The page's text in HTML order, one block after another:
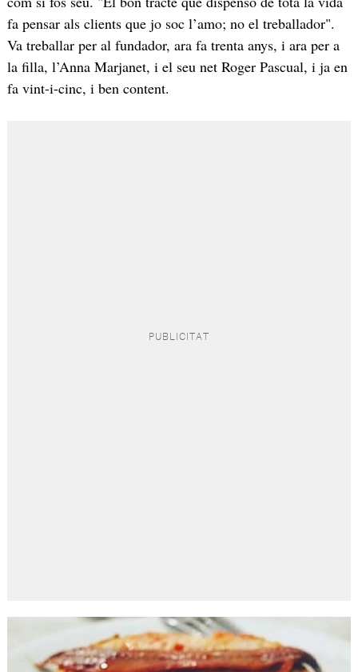
fa pensar als clients que jo soc l’amo; no el treballador".
Va treballar per al fundador, ara fa trenta anys, i ara per a
la filla, l’Anna Marjanet, i el seu net Roger Pascual, i ja en
fa vint-i-cinc, i ben content.